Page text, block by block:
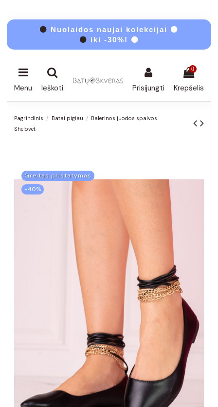
⚫ Nuolaidos naujai kolekcijai ⚫
⚫ iki -30%! ⚫
Menu Ieškoti Prisijungti
0
Krepšelis
Pagrindinis Batai pigiau
Balerinos juodos spalvos
Shelovet
Greitas pristatymas
−40%